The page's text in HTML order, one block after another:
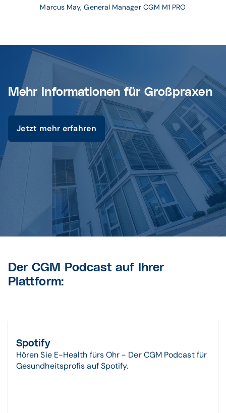
Marcus May, General Manager CGM M1 PRO
Mehr Informationen für Großpraxen
Jetzt mehr erfahren
Der CGM Podcast auf Ihrer
Plattform:
Spotify
Hören Sie E-Health fürs Ohr - Der CGM Podcast für
Gesundheitsprofis auf Spotify.